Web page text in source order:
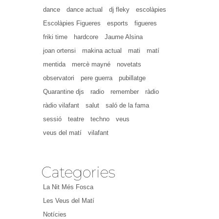
dance
dance actual dj fleky
escolàpies
Escolàpies Figueres
esports
figueres
friki time
hardcore
Jaume Alsina
joan ortensi
makina actual mati
matí
mentida
mercè mayné
novetats
observatori
pere guerra
pubillatge
Quarantine djs
radio remember
ràdio
ràdio vilafant
salut
saló de la fama
sessió
teatre techno
veus
veus del matí
vilafant
Categories
La Nit Més Fosca
Les Veus del Matí
Notícies